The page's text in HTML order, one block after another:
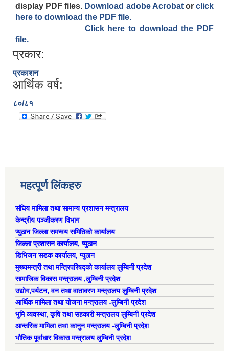
display PDF files. Download adobe Acrobat orclick
here to download the PDF file.
Click here to download the PDF
file.
प्रकार:
प्रकाशन
आर्थिक वर्ष:
८०/८१
महत्पूर्ण लिंकहरु
संघिय मामिला तथा सामान्य प्रशासन मन्त्रालय
केन्द्रीय पञ्जीकरण विभाग
प्युठान जिल्ला समन्वय समितिको कार्यालय
जिल्ला प्रशासन कार्यालय, प्युठान
डिभिजन सडक कार्यालय, प्युठान
मुख्यमन्त्री तथा मन्त्रिपरिषद्को कार्यालय लुम्बिनी प्रदेश
सामाजिक विकास मन्त्रालय ,लुम्बिनी प्रदेश
उद्याेग,पर्यटन, वन तथा वातावरण मन्त्रालय लुम्बिनी प्रदेश
आर्थिक मामिला तथा योजना मन्त्रालय -लुम्बिनी प्रदेश
भुमि व्यवस्था, कृषि तथा सहकारी मन्त्रालय लुम्बिनी प्रदेश
आन्तरिक मामिला तथा कानुन मन्त्रालय -लुम्बिनी प्रदेश
भौतिक पूर्वाधार विकास मन्त्रालय लुम्बिनी प्रदेश